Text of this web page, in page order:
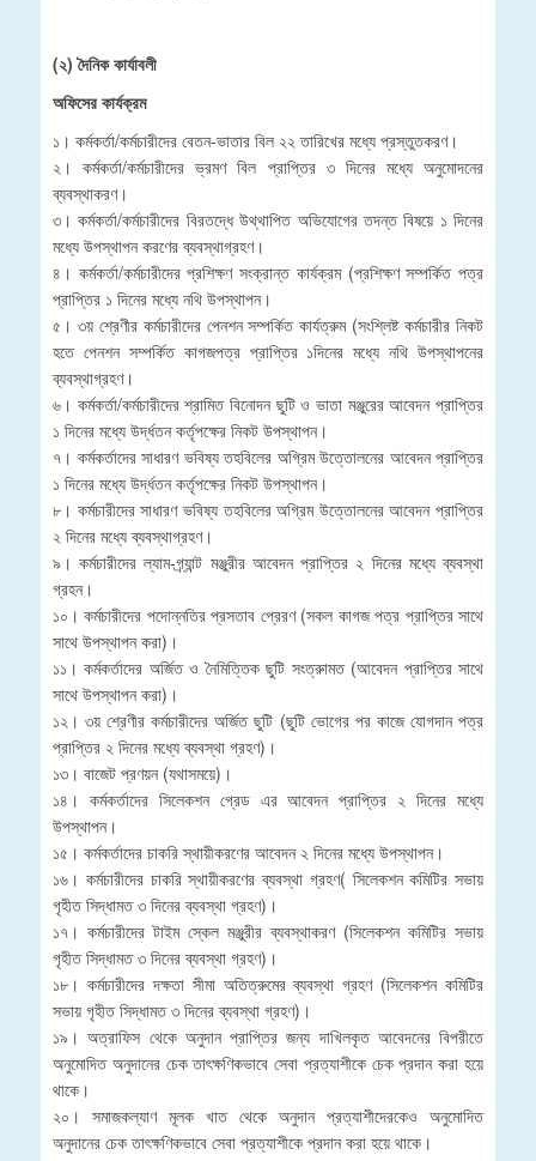
(২) দৈনিক কার্যাবলী
অফিসের কার্যক্রম
১। কর্মকর্তা/কর্মচারীদের বেতন-ভাতার বিল ২২ তারিখের মধ্যে প্রস্তুতকরণ।
২। কর্মকর্তা/কর্মচারীদের ভ্রমণ বিল প্রাপ্তির ৩ দিনের মধ্যে অনুমোদনের
ব্যবস্থাকরণ।
৩। কর্মকর্তা/কর্মচারীদের বিরতদ্ধে উথ্থাপিত অভিযোগের তদন্ত বিষয়ে ১ দিনের
মধ্যে উপস্থাপন করণের ব্যবস্থাগ্রহণ।
৪। কর্মকর্তা/কর্মচারীদের প্রশিক্ষণ সংক্রান্ত কার্যক্রম (প্রশিক্ষণ সম্পর্কিত পত্র
প্রাপ্তির ১ দিনের মধ্যে নথি উপস্থাপন।
৫। ৩য় শ্রেণীর কর্মচারীদের পেনশন সম্পর্কিত কার্যত্রুম (সংশ্লিষ্ট কর্মচারীর নিকট
হতে পেনশন সম্পর্কিত কাগজপত্র প্রাপ্তির ১দিনের মধ্যে নথি উপস্থাপনের
ব্যবস্থাগ্রহণ।
৬। কর্মকর্তা/কর্মচারীদের শ্রামিত বিনোদন ছুটি ও ভাতা মঞ্জুরের আবেদন প্রাপ্তির
১ দিনের মধ্যে উর্দ্ধতন কর্তৃপক্ষের নিকট উপস্থাপন।
৭। কর্মকর্তাদের সাধারণ ভবিষ্য তহবিলের অগ্রিম উত্তোলনের আবেদন প্রাপ্তির
১ দিনের মধ্যে উর্দ্ধতন কর্তৃপক্ষের নিকট উপস্থাপন।
৮। কর্মচারীদের সাধারণ ভবিষ্য তহবিলের অগ্রিম উত্তোলনের আবেদন প্রাপ্তির
২ দিনের মধ্যে ব্যবস্থাগ্রহণ।
৯। কর্মচারীদের ল্যাম-গ্র্যান্ট মঞ্জুরীর আবেদন প্রাপ্তির ২ দিনের মধ্যে ব্যবস্থা
গ্রহন।
১০। কর্মচারীদের পদোন্নতির প্রসতাব প্রেরণ (সকল কাগজ পত্র প্রাপ্তির সাথে
সাথে উপস্থাপন করা)।
১১। কর্মকর্তাদের অর্জিত ও নৈমিত্তিক ছুটি সংত্রুামত (আবেদন প্রাপ্তির সাথে
সাথে উপস্থাপন করা)।
১২। ৩য় শ্রেণীর কর্মচারীদের অর্জিত ছুটি (ছুটি ভোগের পর কাজে যোগদান পত্র
প্রাপ্তির ২ দিনের মধ্যে ব্যবস্থা গ্রহণ)।
১৩। বাজেট প্রণয়ন (যথাসময়ে)।
১৪। কর্মকর্তাদের সিলেকশন গ্রেড এর আবেদন প্রাপ্তির ২ দিনের মধ্যে
উপস্থাপন।
১৫। কর্মকর্তাদের চাকরি স্থায়ীকরণের আবেদন ২ দিনের মধ্যে উপস্থাপন।
১৬। কর্মচারীদের চাকরি স্থায়ীকরণের ব্যবস্থা গ্রহণ( সিলেকশন কমিটির সভায়
গৃহীত সিদ্ধামত ৩ দিনের ব্যবস্থা গ্রহণ)।
১৭। কর্মচারীদের টাইম স্কেল মঞ্জুরীর ব্যবস্থাকরণ (সিলেকশন কমিটির সভায়
গৃহীত সিদ্ধামত ৩ দিনের ব্যবস্থা গ্রহণ)।
১৮। কর্মচারীদের দক্ষতা সীমা অতিত্রুমের ব্যবস্থা গ্রহণ (সিলেকশন কমিটির
সভায় গৃহীত সিদ্ধামত ৩ দিনের ব্যবস্থা গ্রহণ)।
১৯। অত্রাফিস থেকে অনুদান প্রাপ্তির জন্য দাখিলকৃত আবেদনের বিপরীতে
অনুমোদিত অনুদানের চেক তাৎক্ষণিকভাবে সেবা প্রত্যাশীকে চেক প্রদান করা হয়ে
থাকে।
২০। সমাজকল্যাণ মূলক খাত থেকে অনুদান প্রত্যাশীদেরকেও অনুমোদিত
অনুদানের চেক তাৎক্ষণিকভাবে সেবা প্রত্যাশীকে প্রদান করা হয়ে থাকে।